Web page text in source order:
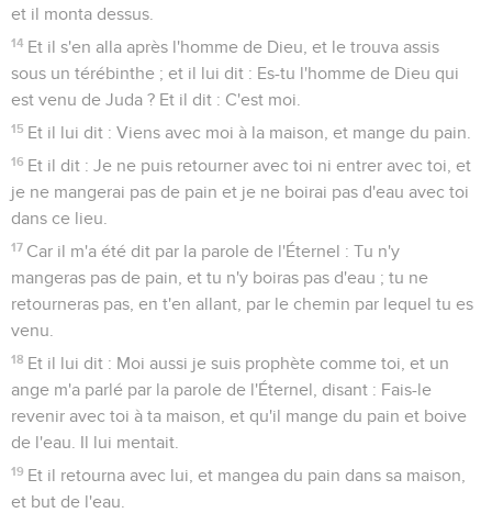
et il monta dessus.
14 Et il s'en alla après l'homme de Dieu, et le trouva assis
sous un térébinthe ; et il lui dit : Es-tu l'homme de Dieu qui
est venu de Juda ? Et il dit : C'est moi.
15 Et il lui dit : Viens avec moi à la maison, et mange du pain.
16 Et il dit : Je ne puis retourner avec toi ni entrer avec toi, et
je ne mangerai pas de pain et je ne boirai pas d'eau avec toi
dans ce lieu.
17 Car il m'a été dit par la parole de l'Éternel : Tu n'y
mangeras pas de pain, et tu n'y boiras pas d'eau ; tu ne
retourneras pas, en t'en allant, par le chemin par lequel tu es
venu.
18 Et il lui dit : Moi aussi je suis prophète comme toi, et un
ange m'a parlé par la parole de l'Éternel, disant : Fais-le
revenir avec toi à ta maison, et qu'il mange du pain et boive
de l'eau. Il lui mentait.
19 Et il retourna avec lui, et mangea du pain dans sa maison,
et but de l'eau.